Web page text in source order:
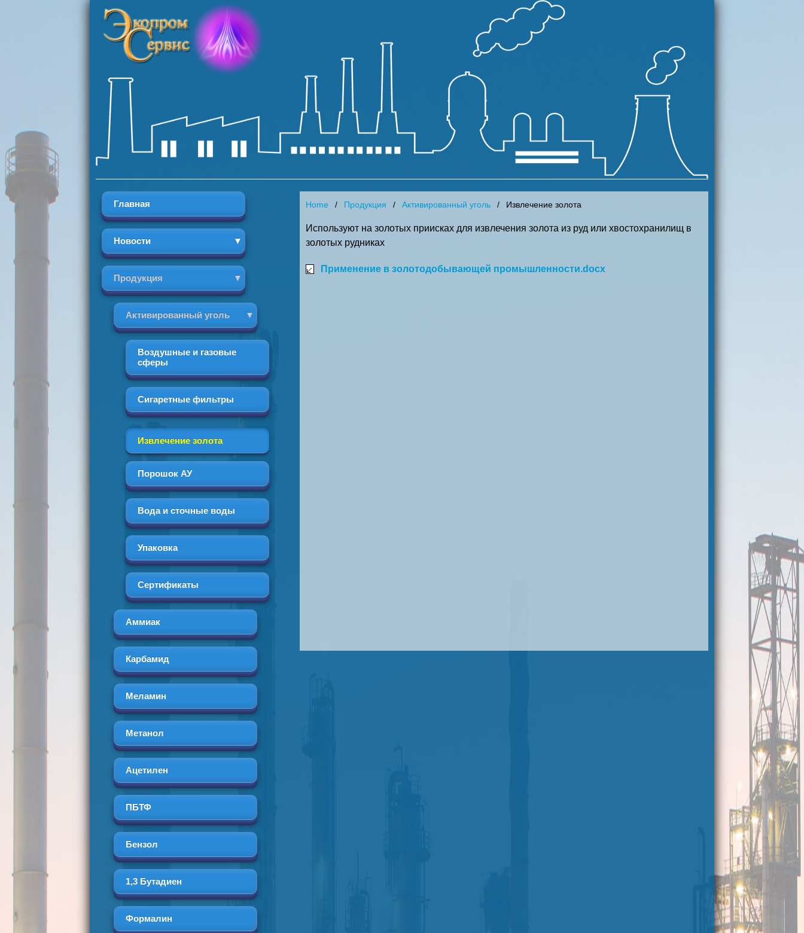
Главная
Новости
Продукция
Активированный уголь
Воздушные и газовые
сферы
Сигаретные фильтры
Извлечение золота
Порошок АУ
Вода и сточные воды
Упаковка
Сертификаты
Аммиак
Карбамид
Меламин
Метанол
Ацетилен
ПБТФ
Бензол
1,3 Бутадиен
Формалин
Home Продукция Активированный уголь Извлечение золота
Используют на золотых приисках для извлечения золота из руд или хвостохранилищ в
золотых рудниках
Применение в золотодобывающей промышленности.docx